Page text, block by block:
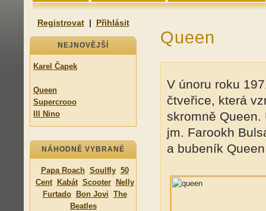
Registrovat| Přihlásit
NEJNOVĚJŠÍ
Karel Čapek
Queen
Supercrooo
Ill Nino
NÁHODNĚ VYBRANÉ
Papa Roach Soulfly 50
Cent
Kabát Scooter
Nelly
Furtado
Bon Jovi The
Beatles
Queen
V únoru roku
čtveřice, která
skromně
jm. Farookh
a bubeník